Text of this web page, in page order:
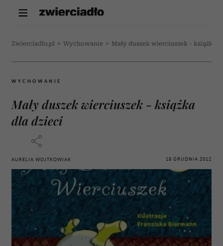
Zwierciadlo.pl > Wychowanie > Mały duszek wierciuszek - książka
WYCHOWANIE
Mały duszek wierciuszek - książka
dla dzieci
AURELIA WOJTKOWIAK 18 GRUDNIA 2012